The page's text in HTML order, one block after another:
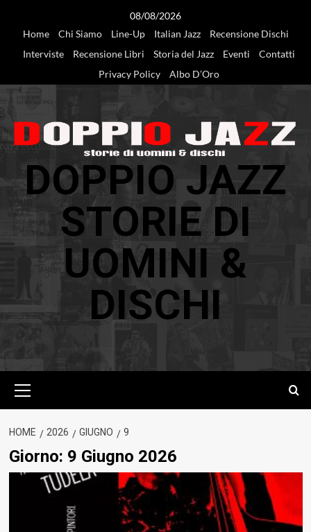
08/08/2026
Home
Chi Siamo Line-Up Italian Jazz
Recensione Dischi
Interviste
Recensione Libri Storia del Jazz Eventi
Contatti
Privacy Policy
Albo D’Oro
DOPPIO JAZZ
STORIE DI
UOMINI &
DISCHI
principale
HOME 2026 GIUGNO 9
Giorno: 9 Giugno 2026